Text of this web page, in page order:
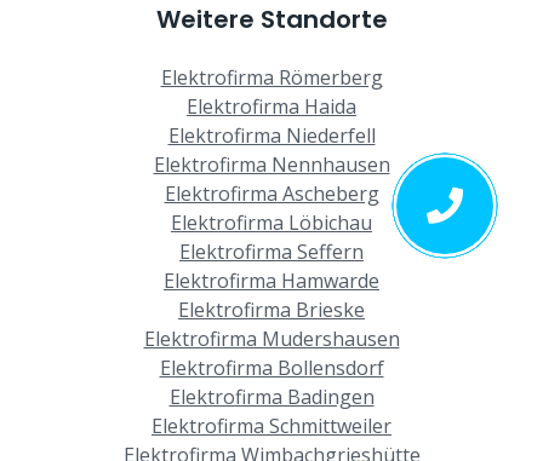
Weitere Standorte
Elektrofirma Römerberg
Elektrofirma Haida
Elektrofirma Niederfell
Elektrofirma Nennhausen
Elektrofirma Ascheberg
Elektrofirma Löbichau
Elektrofirma Seffern
Elektrofirma Hamwarde
Elektrofirma Brieske
Elektrofirma Mudershausen
Elektrofirma Bollensdorf
Elektrofirma Badingen
Elektrofirma Schmittweiler
Elektrofirma Wimbachgrieshütte